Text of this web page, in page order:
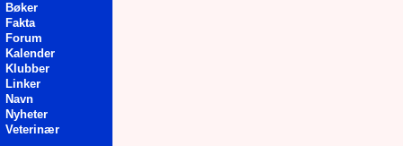
Bøker
Fakta
Forum
Kalender
Klubber
Linker
Navn
Nyheter
Veterinær